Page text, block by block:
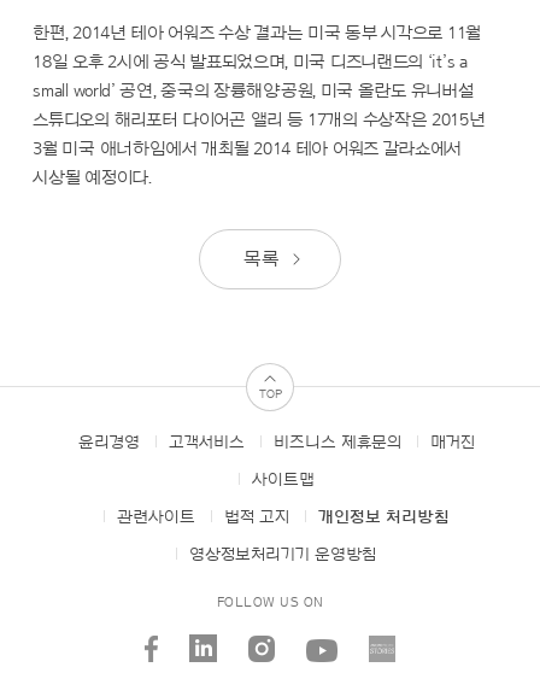
한편, 2014년 테아 어워즈 수상 결과는 미국 동부 시각으로 11월
18일 오후 2시에 공식 발표되었으며, 미국 디즈니랜드의 ‘it’s a
small world’ 공연, 중국의 장륭해양공원, 미국 올란도 유니버설
스튜디오의 해리포터 다이어곤 앨리 등 17개의 수상작은 2015년
3월 미국 애너하임에서 개최될 2014 테아 어워즈 갈라쇼에서
시상될 예정이다.
목록
TOP
FOOTER윤리경영 고객서비스 비즈니스 제휴문의 매거진
사이트맵
관련사이트 법적 고지 개인정보 처리방침
영상정보처리기기 운영방침
FOLLOW US ON
facebook
linked_in
instagram
youtube